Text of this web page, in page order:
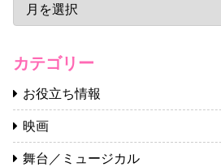
カテゴリー
お役立ち情報
映画
舞台／ミュージカル